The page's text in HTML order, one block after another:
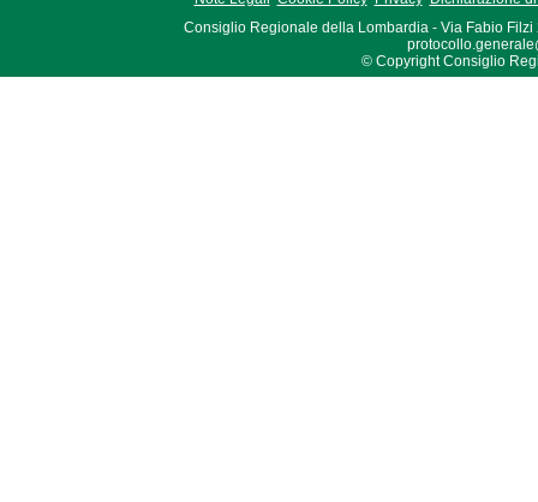
Consiglio Regionale della Lombardia - Via Fabio Filzi
© Copyright Consiglio